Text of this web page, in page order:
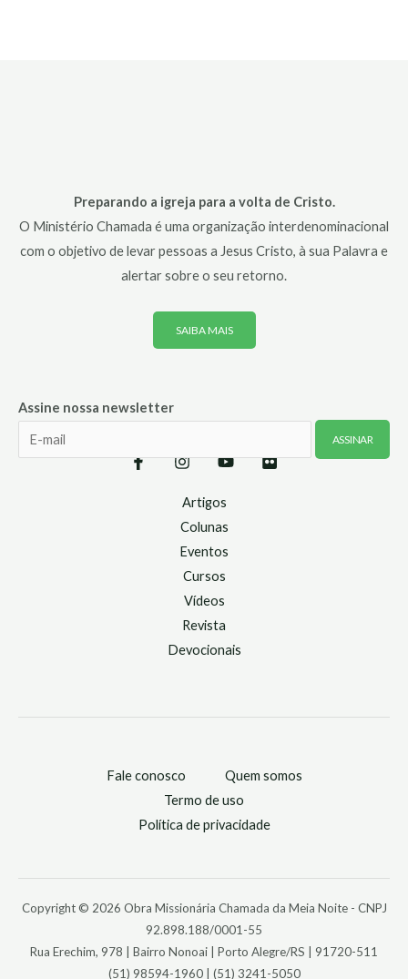
Preparando a igreja para a volta de Cristo.
O Ministério Chamada é uma organização interdenominacional
com o objetivo de levar pessoas a Jesus Cristo, à sua Palavra e
alertar sobre o seu retorno.
SAIBA MAIS
Assine nossa newsletter
Artigos
Colunas
Eventos
Cursos
Vídeos
Revista
Devocionais
Fale conosco
Quem somos
Termo de uso
Política de privacidade
Copyright © 2026 Obra Missionária Chamada da Meia Noite - CNPJ
92.898.188/0001-55
Rua Erechim, 978 | Bairro Nonoai | Porto Alegre/RS | 91720-511
(51) 98594-1960 | (51) 3241-5050